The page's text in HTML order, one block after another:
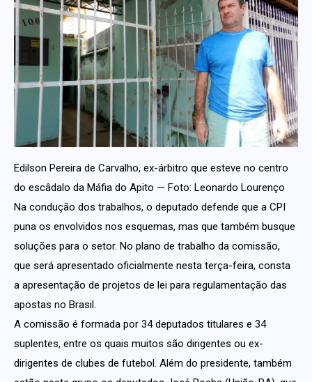
Edilson Pereira de Carvalho, ex-árbitro que esteve no centro
do escâdalo da Máfia do Apito — Foto: Leonardo Lourenço
Na condução dos trabalhos, o deputado defende que a CPI
puna os envolvidos nos esquemas, mas que também busque
soluções para o setor. No plano de trabalho da comissão,
que será apresentado oficialmente nesta terça-feira, consta
a apresentação de projetos de lei para regulamentação das
apostas no Brasil.
A comissão é formada por 34 deputados titulares e 34
suplentes, entre os quais muitos são dirigentes ou ex-
dirigentes de clubes de futebol. Além do presidente, também